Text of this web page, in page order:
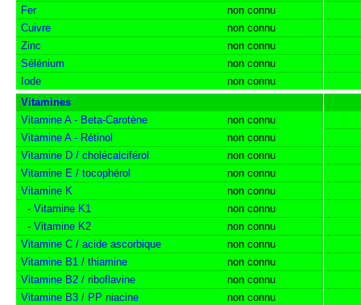
Fer
non connu
Cuivre
non connu
Zinc
non connu
Sélénium
non connu
Iode
non connu
Vitamines
Vitamine A - Beta-Carotène
non connu
Vitamine A - Rétinol
non connu
Vitamine D / cholécalciférol
non connu
Vitamine E / tocophérol
non connu
Vitamine K
non connu
- Vitamine K1
non connu
- Vitamine K2
non connu
Vitamine C / acide ascorbique
non connu
Vitamine B1 / thiamine
non connu
Vitamine B2 / riboflavine
non connu
Vitamine B3 / PP niacine
non connu